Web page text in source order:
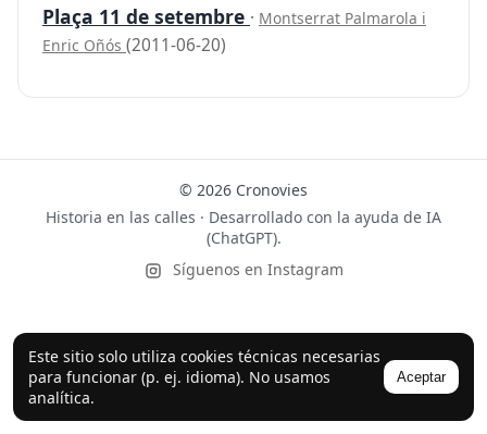
Este sitio solo utiliza cookies técnicas necesarias
para funcionar (p. ej. idioma). No usamos
analítica.
Aceptar
Plaça 11 de setembre · Montserrat Palmarola i
Enric Oñós (2011-06-20)
© 2026 Cronovies
Historia en las calles · Desarrollado con la ayuda de IA
(ChatGPT).
Síguenos en Instagram